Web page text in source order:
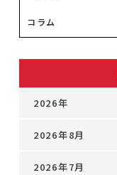
コラム
2026年
2026年8月
2026年7月